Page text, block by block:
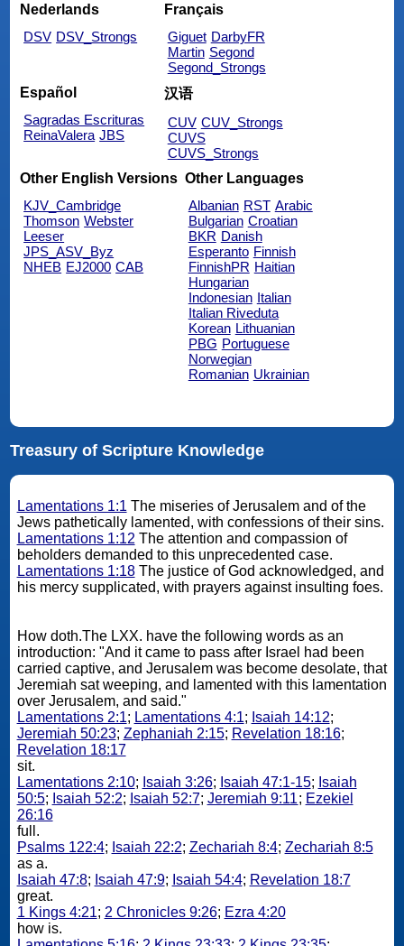
Nederlands
DSV DSV_Strongs
Français
Giguet DarbyFR
Martin Segond
Segond_Strongs
Español
Sagradas Escrituras
ReinaValera JBS
汉语
CUV CUV_Strongs
CUVS
CUVS_Strongs
Other English Versions
KJV_Cambridge
Thomson Webster
Leeser
JPS_ASV_Byz
NHEB EJ2000 CAB
Other Languages
Albanian RST Arabic
Bulgarian Croatian
BKR Danish
Esperanto Finnish
FinnishPR Haitian
Hungarian
Indonesian Italian
Italian Riveduta
Korean Lithuanian
PBG Portuguese
Norwegian
Romanian Ukrainian
Treasury of Scripture Knowledge
Lamentations 1:1 The miseries of Jerusalem and of the
Jews pathetically lamented, with confessions of their sins.
Lamentations 1:12 The attention and compassion of
beholders demanded to this unprecedented case.
Lamentations 1:18The justice of God acknowledged, and
his mercy supplicated, with prayers against insulting foes.
How doth.The LXX. have the following words as an
introduction: "And it came to pass after Israel had been
carried captive, and Jerusalem was become desolate, that
Jeremiah sat weeping, and lamented with this lamentation
over Jerusalem, and said."
Lamentations 2:1; Lamentations 4:1; Isaiah 14:12;
Jeremiah 50:23; Zephaniah 2:15; Revelation 18:16;
Revelation 18:17
sit.
Lamentations 2:10; Isaiah 3:26; Isaiah 47:1-15; Isaiah
50:5; Isaiah 52:2; Isaiah 52:7; Jeremiah 9:11; Ezekiel
26:16
full.
Psalms 122:4; Isaiah 22:2; Zechariah 8:4; Zechariah 8:5
as a.
Isaiah 47:8; Isaiah 47:9; Isaiah 54:4; Revelation 18:7
great.
1 Kings 4:21; 2 Chronicles 9:26; Ezra 4:20
how is.